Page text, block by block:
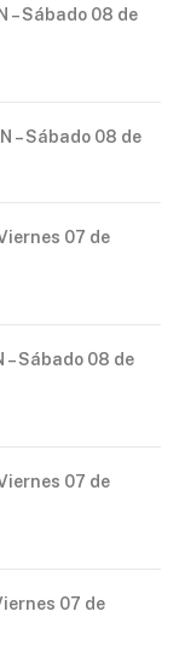
– Sábado 08 de
– Sábado 08 de
07 de
– Sábado 08 de
07 de
07 de